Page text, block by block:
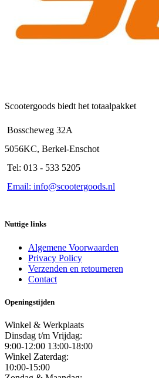
Scootergoods biedt het totaalpakket
Bosscheweg 32A
5056KC, Berkel-Enschot
Tel: 013 - 533 5205
Email: info@scootergoods.nl
Nuttige links
Algemene Voorwaarden
Privacy Policy
Verzenden en retourneren
Contact
Openingstijden
Winkel & Werkplaats
Dinsdag t/m Vrijdag:
9:00-12:00 13:00-18:00
Winkel Zaterdag:
10:00-15:00